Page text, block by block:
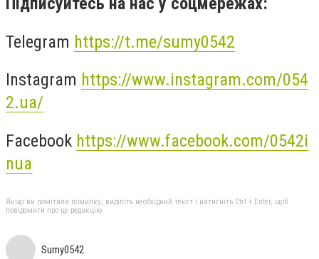
Telegram https://t.me/sumy0542
Instagram https://www.instagram.com/054
2.ua/
Facebook https://www.facebook.com/0542i
nua
Якщо ви помітили помилку, виділіть необхідний текст і натисніть Ctrl + Enter, щоб
повідомити про це редакцію
Sumy0542